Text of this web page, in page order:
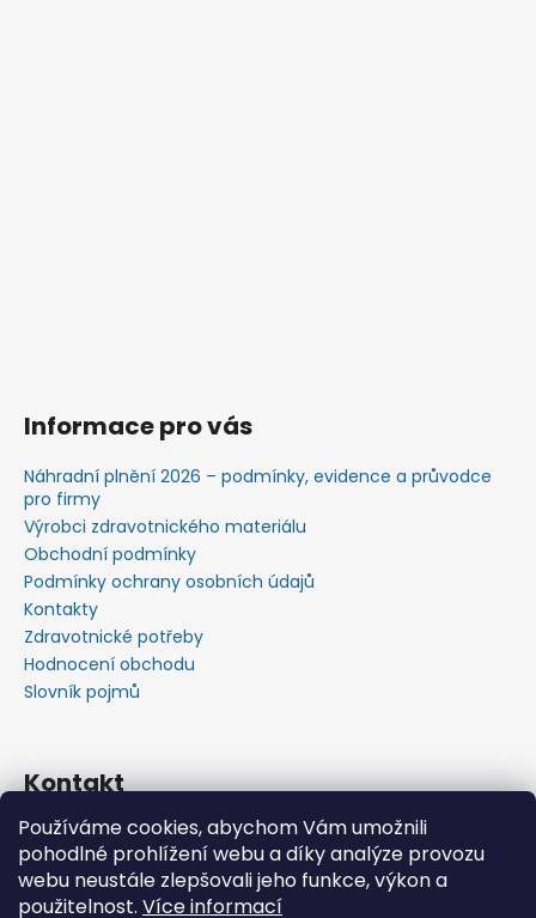
Používáme cookies, abychom Vám umožnili
pohodlné prohlížení webu a díky analýze provozu
webu neustále zlepšovali jeho funkce, výkon a
použitelnost. Více informací
Informace pro vás
Náhradní plnění 2026 – podmínky, evidence a průvodce
pro firmy
Výrobci zdravotnického materiálu
Obchodní podmínky
Podmínky ochrany osobních údajů
Kontakty
Zdravotnické potřeby
Hodnocení obchodu
Slovník pojmů
Kontakt
+420603583759 ,+420734720049
https://www.facebook.com/profile.php?id=615793934
37445
https://www.youtube.com/@michalverner7685